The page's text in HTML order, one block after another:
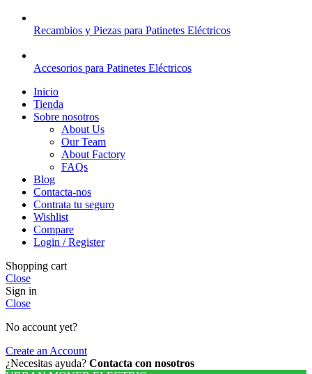
Recambios y Piezas para Patinetes Eléctricos
Accesorios para Patinetes Eléctricos
Inicio
Tienda
Sobre nosotros
About Us
Our Team
About Factory
FAQs
Blog
Contacta-nos
Contrata tu seguro
Wishlist
Compare
Login / Register
Shopping cart
Close
Sign in
Close
No account yet?
Create an Account
¿Necesitas ayuda? Contacta con nosotros